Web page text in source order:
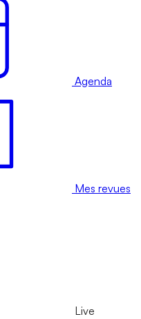
Agenda
Mes revues
Live